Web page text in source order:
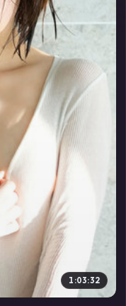
1:03:32